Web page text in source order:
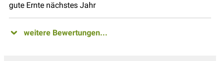
gute Ernte nächstes Jahr
weitere Bewertungen...